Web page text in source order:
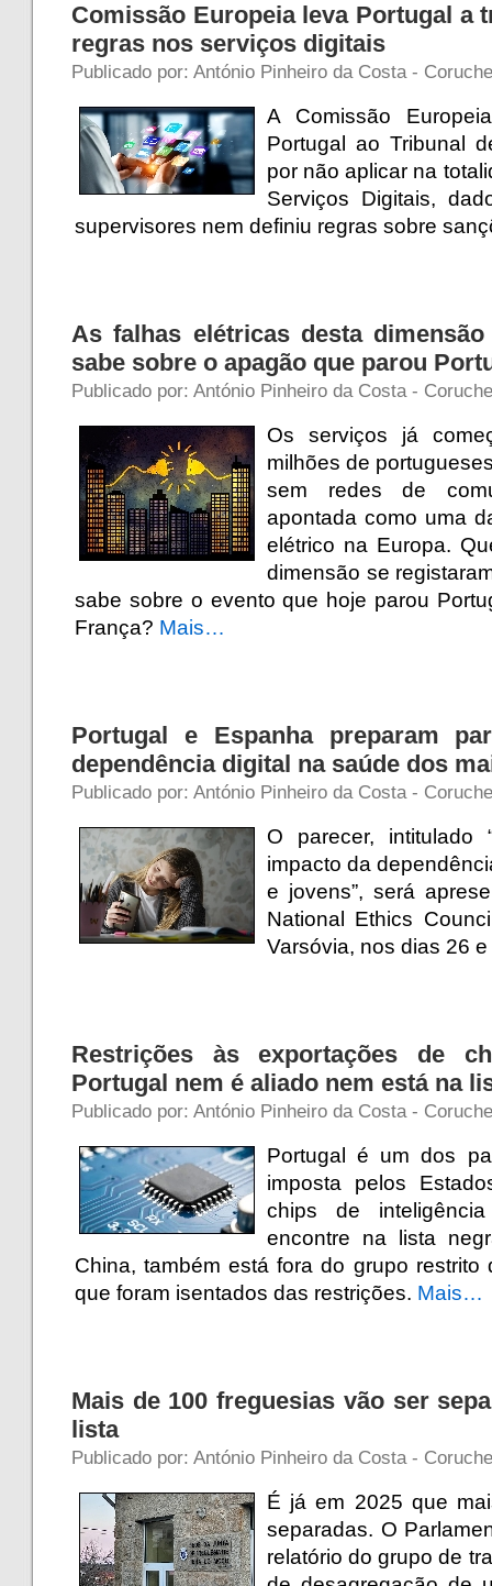
Comissão Europeia leva Portugal a
regras nos serviços digitais
Publicado por: António Pinheiro da Costa -
A Comissão
Portugal ao Tribunal
por não aplicar na
Serviços Digitais,
supervisores nem definiu regras sobre
As falhas elétricas desta
sabe sobre o apagão que parou
Publicado por: António Pinheiro da Costa -
Os serviços já
milhões de
sem redes de
apontada como uma
elétrico na Europa.
dimensão se
sabe sobre o evento que hoje parou
França? Mais…
Portugal e Espanha preparam
dependência digital na saúde dos
Publicado por: António Pinheiro da Costa -
O parecer, intitulado
impacto da
e jovens”, será
National Ethics
Varsóvia, nos dias 26
Restrições às exportações de
Portugal nem é aliado nem está na
Publicado por: António Pinheiro da Costa -
Portugal é um dos
imposta pelos
chips de
encontre na lista
China, também está fora do grupo restrito
que foram isentados das restrições. Mais…
Mais de 100 freguesias vão ser
lista
Publicado por: António Pinheiro da Costa -
É já em 2025 que
separadas. O
relatório do grupo de